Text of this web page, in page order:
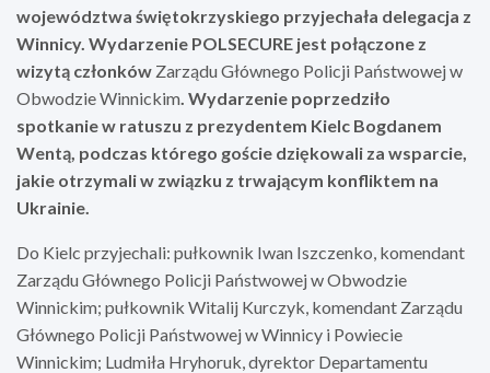
województwa świętokrzyskiego przyjechała delegacja z
Winnicy. Wydarzenie POLSECURE jest połączone z
wizytą członków Zarządu Głównego Policji Państwowej w
Obwodzie Winnickim . Wydarzenie poprzedziło
spotkanie w ratuszu z prezydentem Kielc Bogdanem
Wentą, podczas którego goście dziękowali za wsparcie,
jakie otrzymali w związku z trwającym konfliktem na
Ukrainie.
Do Kielc przyjechali: pułkownik Iwan Iszczenko, komendant
Zarządu Głównego Policji Państwowej w Obwodzie
Winnickim; pułkownik Witalij Kurczyk, komendant Zarządu
Głównego Policji Państwowej w Winnicy i Powiecie
Winnickim; Ludmiła Hryhoruk, dyrektor Departamentu